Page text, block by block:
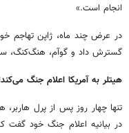
انجام است.»
در عرض چند ماه، ژاپن تهاجم
گسترش داد و گوآم، هنگ‌کنگ،
هیتلر به آمریکا اعلام جنگ می‌کند؛ ۱۱ دسامبر ۱۹۴۱ [۲۰ آذر
تنها چهار روز پس از پرل هاربر،
در بیانیه اعلام جنگ خود گفت